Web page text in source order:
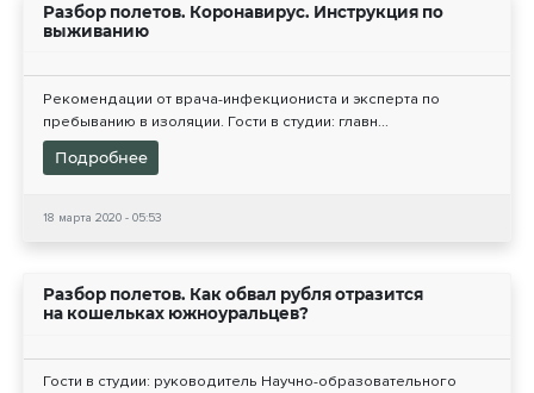
Разбор полетов. Коронавирус. Инструкция по
выживанию
Рекомендации от врача-инфекциониста и эксперта по
пребыванию в изоляции. Гости в студии: главн...
Подробнее
18 марта 2020 - 05:53
Разбор полетов. Как обвал рубля отразится
на кошельках южноуральцев?
Гости в студии: руководитель Научно-образовательного